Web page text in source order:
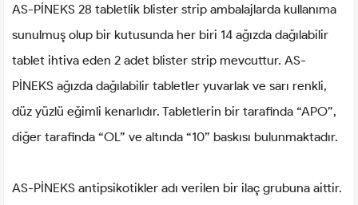
AS-PİNEKS 28 tabletlik blister strip ambalajlarda kullanıma
sunulmuş olup bir kutusunda her biri 14 ağızda dağılabilir
tablet ihtiva eden 2 adet blister strip mevcuttur. AS-
PİNEKS ağızda dağılabilir tabletler yuvarlak ve sarı renkli,
düz yüzlü eğimli kenarlıdır. Tabletlerin bir tarafinda “APO”,
diğer tarafinda “OL” ve altında “10” baskısı bulunmaktadır.
AS-PİNEKS antipsikotikler adı verilen bir ilaç grubuna aittir.